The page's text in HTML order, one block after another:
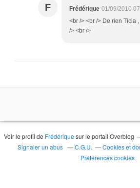
F Frédérique 01/09/2010
<br /> <br /> De rien Ticia
/> <br />
Voir le profil de Frédérique sur le portail Overblog
Signaler un abus
C.G.U.
Cookies et
Préférences cookies